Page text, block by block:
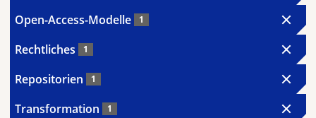
Open-Access-Modelle 1
Rechtliches 1
Repositorien 1
Transformation 1